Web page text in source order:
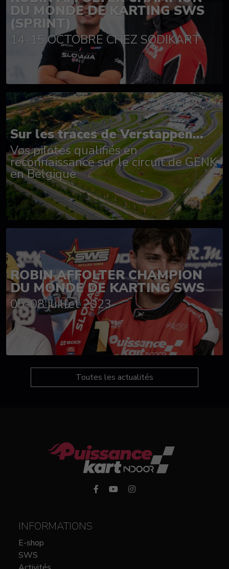
DU MONDE DE KARTING SWS
(SPRINT)
14-15 OCTOBRE CHEZ SODIKART
Sur les traces de Verstappen...
Vos pilotes qualifiés en
reconnaissance sur le circuit de GENK
en Belgique
ROBIN AFFOLTER CHAMPION
DU MONDE DE KARTING SWS
05-08 juillet 2023
Toutes les actualités
INFORMATIONS
E-shop
SWS